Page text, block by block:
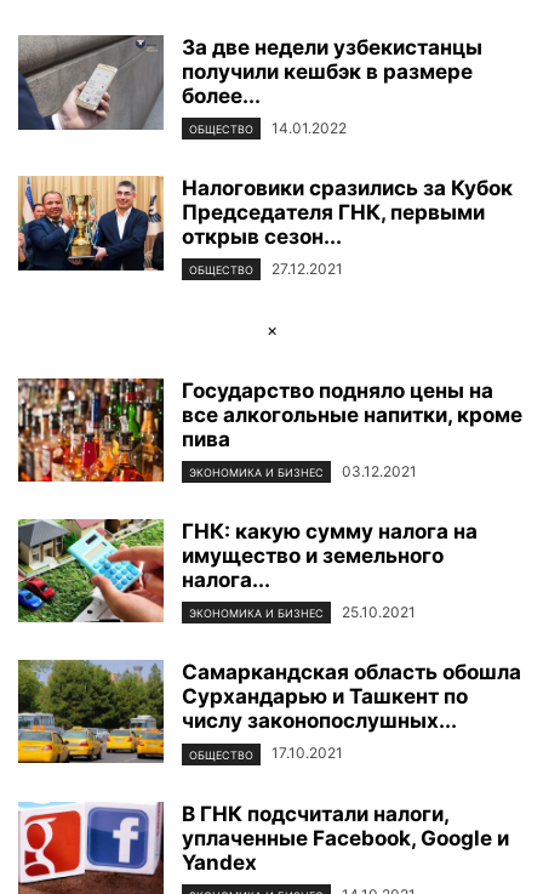
За две недели узбекистанцы
получили кешбэк в размере
более...
ОБЩЕСТВО 14.01.2022
Налоговики сразились за Кубок
Председателя ГНК, первыми
открыв сезон...
ОБЩЕСТВО 27.12.2021
×
Государство подняло цены на
все алкогольные напитки, кроме
пива
ЭКОНОМИКА И БИЗНЕС 03.12.2021
ГНК: какую сумму налога на
имущество и земельного
налога...
ЭКОНОМИКА И БИЗНЕС 25.10.2021
Самаркандская область обошла
Сурхандарью и Ташкент по
числу законопослушных...
ОБЩЕСТВО 17.10.2021
В ГНК подсчитали налоги,
уплаченные Facebook, Google и
Yandex